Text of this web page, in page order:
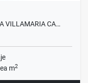
VILLAMARIA CA…
m2